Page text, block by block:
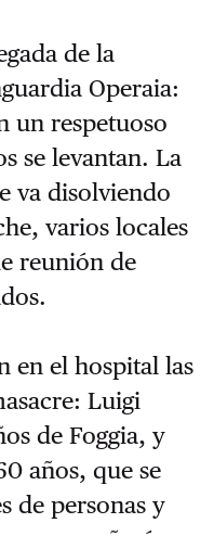
de la
Operaia:
un respetuoso
se levantan. La
va disolviendo
varios locales
reunión de
en el hospital las
Luigi
de Foggia, y
años, que se
de personas y